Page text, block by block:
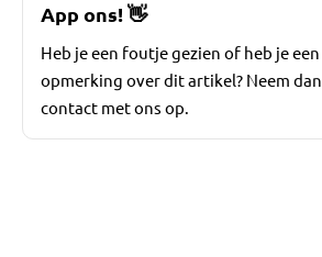
App ons!👋
Heb je een foutje gezien of heb je een
opmerking over dit artikel? Neem dan
contact met ons op.